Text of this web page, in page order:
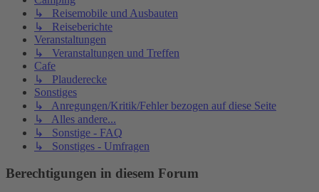
↳ Reisemobile und Ausbauten
↳ Reiseberichte
Veranstaltungen
↳ Veranstaltungen und Treffen
Cafe
↳ Plauderecke
Sonstiges
↳ Anregungen/Kritik/Fehler bezogen auf diese Seite
↳ Alles andere...
↳ Sonstige - FAQ
↳ Sonstiges - Umfragen
Berechtigungen in diesem Forum